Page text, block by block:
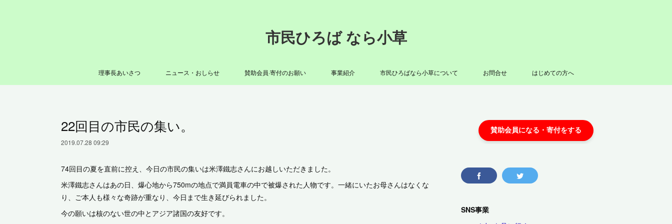
市民ひろば なら小草
理事長あいさつ ニュース・おしらせ 賛助会員·寄付のお願い 事業紹介 市民ひろばなら小草について お問合せ はじめての方へ
22回目の市民の集い。
2019.07.28 09:29
74回目の夏を直前に控え、今日の市民の集いは米澤鐵志さんにお越しいただきました。
米澤鐵志さんはあの日、爆心地から750mの地点で満員電車の中で被爆された人物です。一緒にいたお母さんはなくな
り、ご本人も様々な奇跡が重なり、今日まで生き延びられました。
今の願いは核のない世の中とアジア諸国の友好です。
SNS事業